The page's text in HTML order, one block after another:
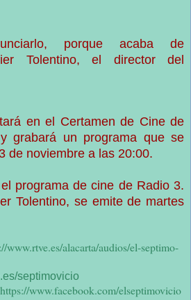
porque acaba de
Tolentino, el director del
en el Certamen de Cine de
grabará un programa que se
de noviembre a las 20:00.
programa de cine de Radio 3.
Tolentino, se emite de martes
www.rtve.es/alacarta/audios/el-septimo-
septimovicio
https://www.facebook.com/elseptimovicio